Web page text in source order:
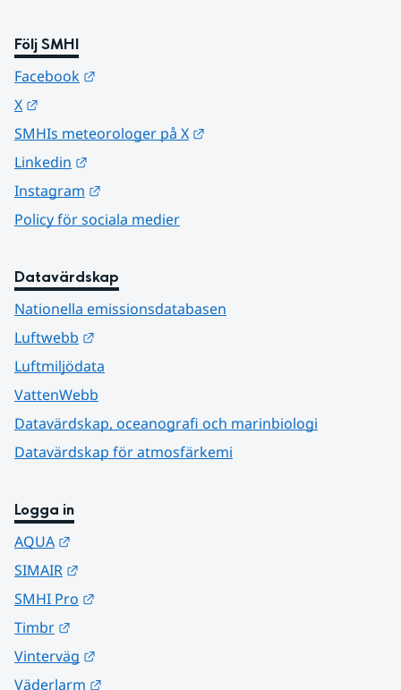
Följ SMHI
Facebook
X
SMHIs meteorologer på X
Linkedin
Instagram
Policy för sociala medier
Datavärdskap
Nationella emissionsdatabasen
Luftwebb
Luftmiljödata
VattenWebb
Datavärdskap, oceanografi och marinbiologi
Datavärdskap för atmosfärkemi
Logga in
AQUA
SIMAIR
SMHI Pro
Timbr
Vinterväg
Väderlarm